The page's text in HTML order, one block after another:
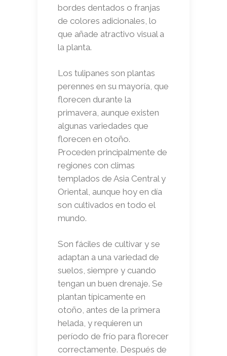
bordes dentados o franjas
de colores adicionales, lo
que añade atractivo visual a
la planta.
Los tulipanes son plantas
perennes en su mayoría, que
florecen durante la
primavera, aunque existen
algunas variedades que
florecen en otoño.
Proceden principalmente de
regiones con climas
templados de Asia Central y
Oriental, aunque hoy en día
son cultivados en todo el
mundo.
Son fáciles de cultivar y se
adaptan a una variedad de
suelos, siempre y cuando
tengan un buen drenaje. Se
plantan típicamente en
otoño, antes de la primera
helada, y requieren un
período de frío para florecer
correctamente. Después de